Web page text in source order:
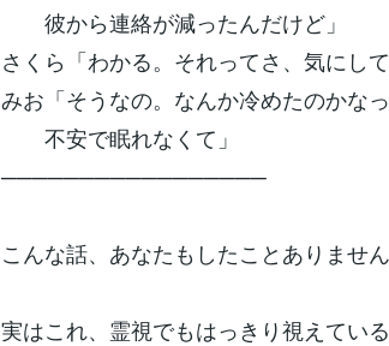
彼から連絡が減ったんだけど」
さくら「わかる。それってさ、気にし
みお「そうなの。なんか冷めたのかな
不安で眠れなくて」
─────────────────
こんな話、あなたもしたことありませ
実はこれ、霊視でもはっきり視えてい